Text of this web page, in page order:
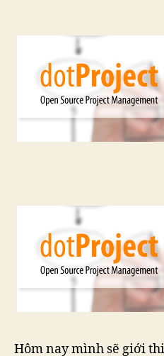
Hôm nay mình sẽ giới